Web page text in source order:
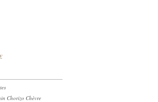
Chorizo Chèvre